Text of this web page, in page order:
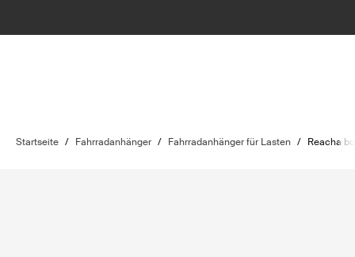
Startseite / Fahrradanhänger / Fahrradanhänger für Lasten / Reacha